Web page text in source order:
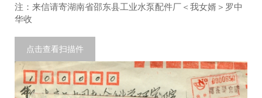
注：来信请寄湖南省邵东县工业水泵配件厂＜我女婿＞罗中
华收